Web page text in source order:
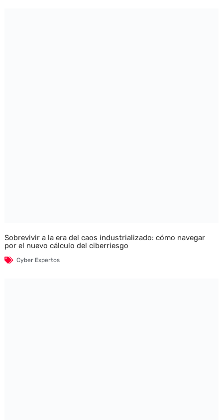
Sobrevivir a la era del caos industrializado: cómo navegar
por el nuevo cálculo del ciberriesgo
Cyber Expertos